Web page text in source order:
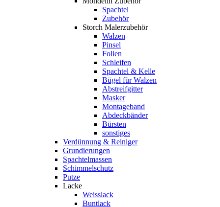
Spachtel
Zubehör
Storch Malerzubehör
Walzen
Pinsel
Folien
Schleifen
Spachtel & Kelle
Bügel für Walzen
Abstreifgitter
Masker
Montageband
Abdeckbänder
Bürsten
sonstiges
Verdünnung & Reiniger
Grundierungen
Spachtelmassen
Schimmelschutz
Putze
Lacke
Weisslack
Buntlack